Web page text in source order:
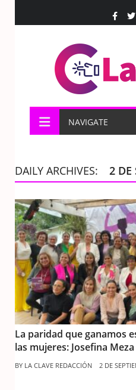
NAVIGATE
DAILY ARCHIVES: 2 DE
La paridad que ganamos
las mujeres: Josefina Meza
BY LA CLAVE REDACCIÓN 2 DE